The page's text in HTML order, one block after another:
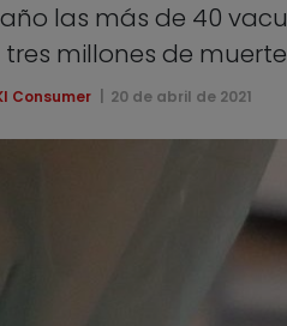
las más de 40
millones de
Consumer 20 de abril de 2021